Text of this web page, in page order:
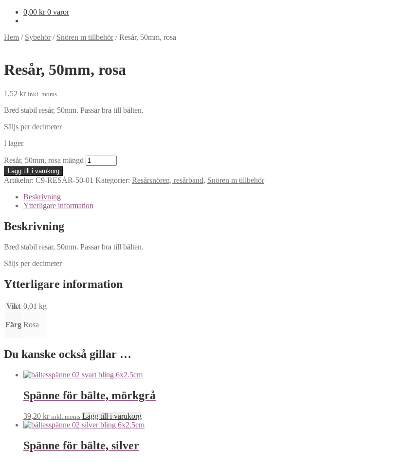
0,00 kr 0 varor
Hem / Sybehör/ Snören m tillbehör/Resår, 50mm, rosa
Resår, 50mm, rosa
1,52 kr inkl. moms
Bred stabil resår, 50mm. Passar bra till bälten.
Säljs per decimeter
I lager
Resår, 50mm, rosa mängd
Lägg till i varukorg
Artikelnr: C9-RESÅR-50-01 Kategorier: Resårsnören, resårband, Snören m tillbehör
Beskrivning
Ytterligare information
Beskrivning
Bred stabil resår, 50mm. Passar bra till bälten.
Säljs per decimeter
Ytterligare information
Vikt 0,01 kg
Färg Rosa
Du kanske också gillar …
Spänne för bälte, mörkgrå
39,20 kr inkl. moms Lägg till i varukorg
Spänne för bälte, silver